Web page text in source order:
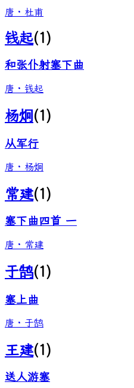
唐 · 杜甫
钱起(1)
和张仆射塞下曲
唐 · 钱起
杨炯(1)
从军行
唐 · 杨炯
常建(1)
塞下曲四首 一
唐 · 常建
于鹄(1)
塞上曲
唐 · 于鹄
王建(1)
送人游塞